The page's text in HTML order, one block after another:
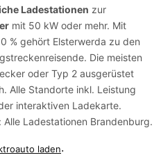
Ladestationen zur
mit 50 kW oder mehr. Mit
% gehört Elsterwerda zu den
Die meisten
oder Typ 2 ausgerüstet
Alle Standorte inkl. Leistung
interaktiven Ladekarte.
Alle Ladestationen Brandenburg.
laden·